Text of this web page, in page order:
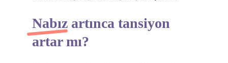
Nabız artınca tansiyon
artar mı?